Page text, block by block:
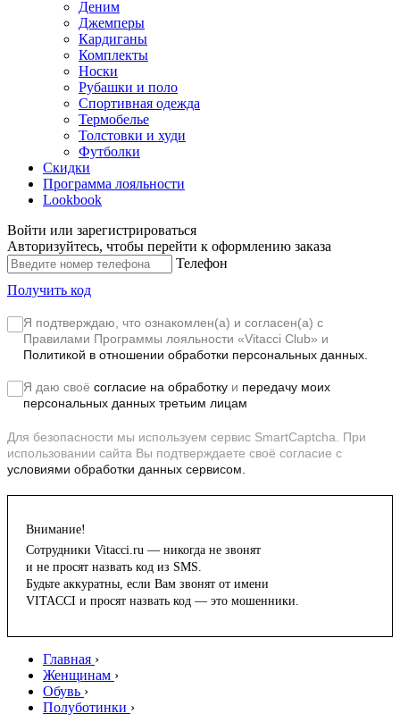
Деним
Джемперы
Кардиганы
Комплекты
Носки
Рубашки и поло
Спортивная одежда
Термобелье
Толстовки и худи
Футболки
Скидки
Программа лояльности
Lookbook
Войти или зарегистрироваться
Авторизуйтесь, чтобы перейти к оформлению заказа
Телефон
Получить код
Я подтверждаю, что ознакомлен(а) и согласен(а) с
Правилами Программы лояльности «Vitacci Club» и
Политикой в отношении обработки персональных данных.
Я даю своё согласие на обработку и передачу моих
персональных данных третьим лицам
Для безопасности мы используем сервис SmartCaptcha. При
использовании сайта Вы подтверждаете своё согласие с
условиями обработки данных сервисом.
Внимание!
Сотрудники Vitacci.ru — никогда не звонят
и не просят назвать код из SMS.
Будьте аккуратны, если Вам звонят от имени
VITACCI и просят назвать код — это мошенники.
Главная ›
Женщинам ›
Обувь ›
Полуботинки ›